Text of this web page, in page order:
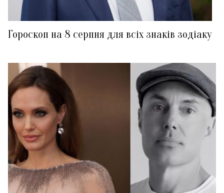
Гороскоп на 8 серпня для всіх знаків зодіаку